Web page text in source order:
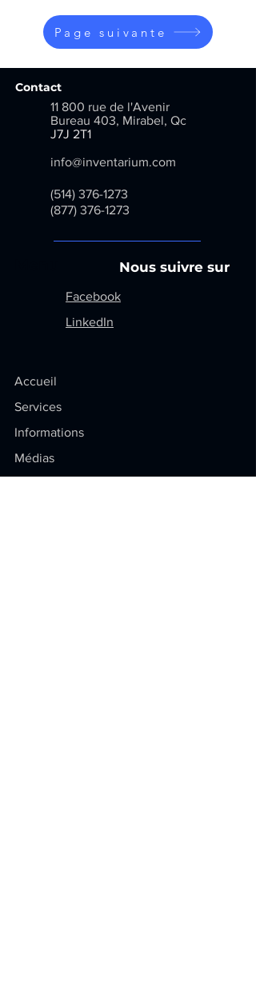
Page suivante
Contact
11 800 rue de l'Avenir
Bureau 403, Mirabel, Qc
J7J 2T1
info@inventarium.com
(514) 376-1273
(877) 376-1273
Nous suivre sur
Facebook
LinkedIn
Accueil
Services
Informations
Médias